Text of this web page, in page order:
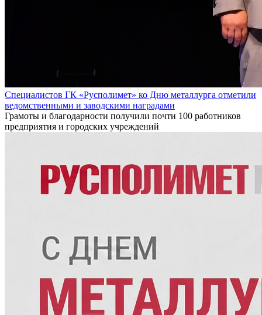
Специалистов ГК «Русполимет» ко Дню металлурга отметили
ведомственными и заводскими наградами
Грамоты и благодарности получили почти 100 работников
предприятия и городских учреждений